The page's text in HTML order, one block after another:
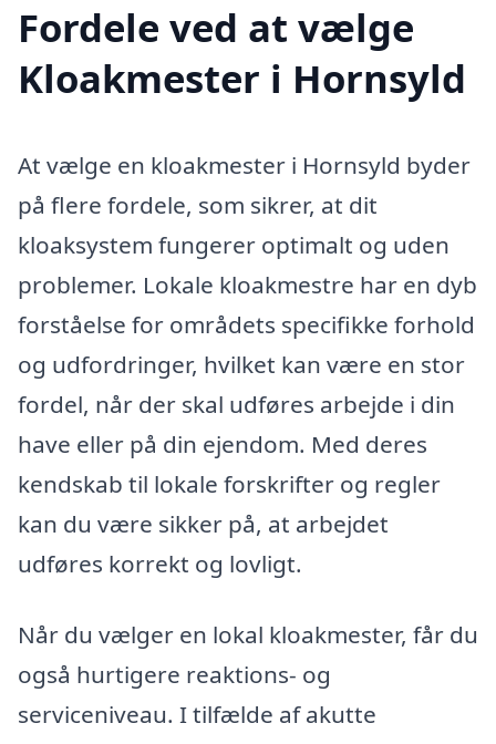
Fordele ved at vælge
Kloakmester i Hornsyld
At vælge en kloakmester i Hornsyld byder
på flere fordele, som sikrer, at dit
kloaksystem fungerer optimalt og uden
problemer. Lokale kloakmestre har en dyb
forståelse for områdets specifikke forhold
og udfordringer, hvilket kan være en stor
fordel, når der skal udføres arbejde i din
have eller på din ejendom. Med deres
kendskab til lokale forskrifter og regler
kan du være sikker på, at arbejdet
udføres korrekt og lovligt.
Når du vælger en lokal kloakmester, får du
også hurtigere reaktions- og
serviceniveau. I tilfælde af akutte